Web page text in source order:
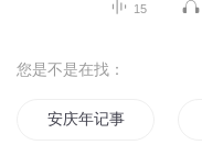
15
您是不是在找：
安庆年记事